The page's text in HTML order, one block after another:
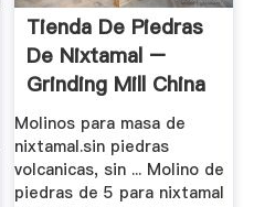
Tienda De Piedras
De Nixtamal –
Grinding Mill China
Molinos para masa de
nixtamal.sin piedras
volcanicas, sin ... Molino de
piedras de 5 para nixtamal